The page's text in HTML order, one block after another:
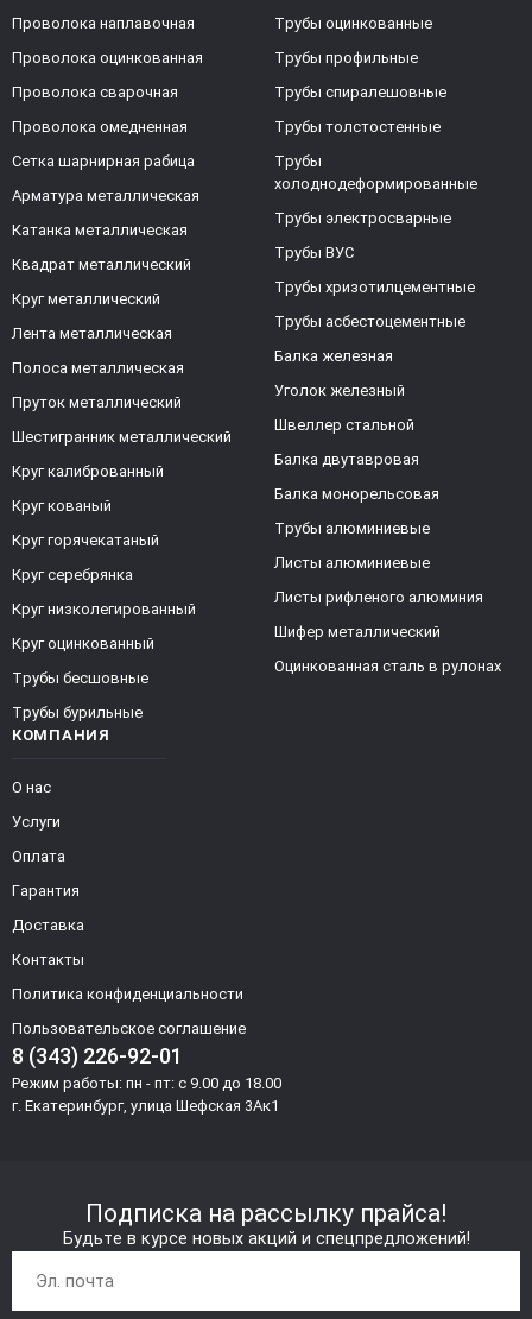
КОМПАНИЯ
О нас
Услуги
Оплата
Гарантия
Доставка
Контакты
Политика конфиденциальности
Пользовательское соглашение
8 (343) 226-92-01
Режим работы: пн - пт: с 9.00 до 18.00
г. Екатеринбург, улица Шефская 3Ак1
Проволока наплавочная
Проволока оцинкованная
Проволока сварочная
Проволока омедненная
Сетка шарнирная рабица
Арматура металлическая
Катанка металлическая
Квадрат металлический
Круг металлический
Лента металлическая
Полоса металлическая
Пруток металлический
Шестигранник металлический
Круг калиброванный
Круг кованый
Круг горячекатаный
Круг серебрянка
Круг низколегированный
Круг оцинкованный
Трубы бесшовные
Трубы бурильные
Трубы оцинкованные
Трубы профильные
Трубы спиралешовные
Трубы толстостенные
Трубы
холоднодеформированные
Трубы электросварные
Трубы ВУС
Трубы хризотилцементные
Трубы асбестоцементные
Балка железная
Уголок железный
Швеллер стальной
Балка двутавровая
Балка монорельсовая
Трубы алюминиевые
Листы алюминиевые
Листы рифленого алюминия
Шифер металлический
Оцинкованная сталь в рулонах
Подписка на рассылку прайса!
Будьте в курсе новых акций и спецпредложений!